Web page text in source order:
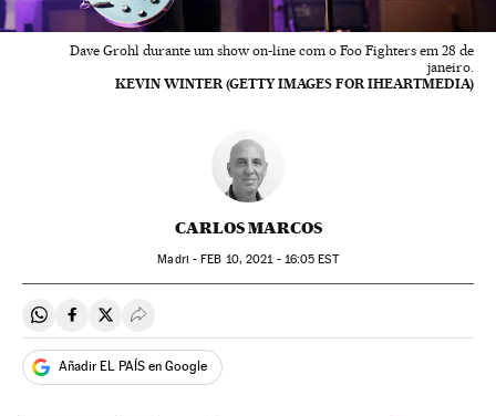
Dave Grohl durante um show on-line com o Foo Fighters em 28 de
janeiro.
KEVIN WINTER (GETTY IMAGES FOR IHEARTMEDIA)
CARLOS MARCOS
Madri -FEB 10, 2021 - 16:05 EST
Compartir en Whatsapp
Compartir en Facebook
Compartir en Twitter
Desplegar Redes Sociales
Añadir EL PAÍS en Google